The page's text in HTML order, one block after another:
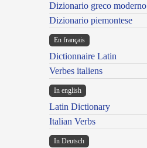
Dizionario greco moderno
Dizionario piemontese
En français
Dictionnaire Latin
Verbes italiens
In english
Latin Dictionary
Italian Verbs
In Deutsch